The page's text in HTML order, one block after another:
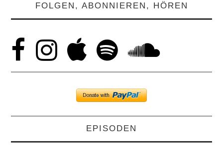
FOLGEN, ABONNIEREN, HÖREN
EPISODEN